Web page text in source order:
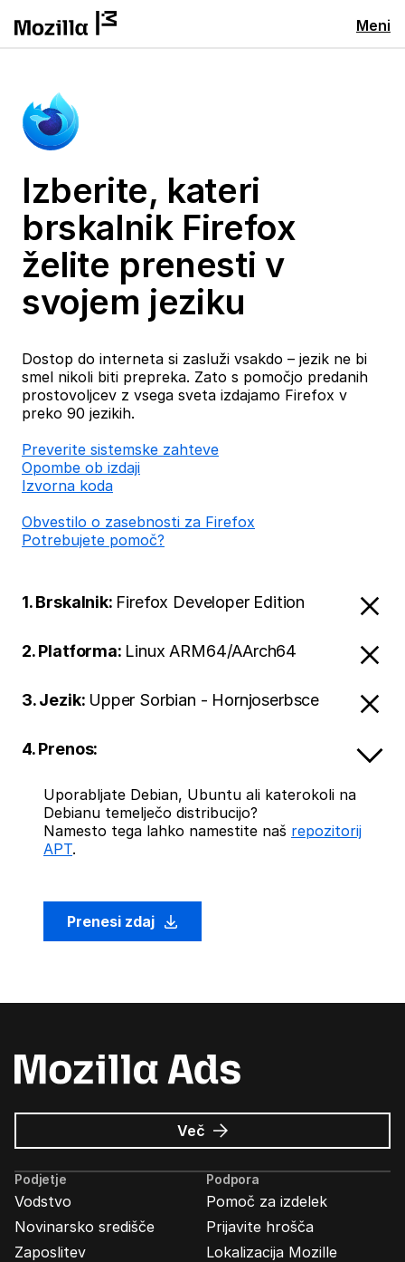
Meni
Izberite, kateri
brskalnik Firefox
želite prenesti v
svojem jeziku
Dostop do interneta si zasluži vsakdo – jezik ne bi
smel nikoli biti prepreka. Zato s pomočjo predanih
prostovoljcev z vsega sveta izdajamo Firefox v
preko 90 jezikih.
Preverite sistemske zahteve
Opombe ob izdaji
Izvorna koda
Obvestilo o zasebnosti za Firefox
Potrebujete pomoč?
1. Brskalnik: Firefox Developer Edition
2. Platforma: Linux ARM64/AArch64
3. Jezik: Upper Sorbian - Hornjoserbsce
4. Prenos:
Uporabljate Debian, Ubuntu ali katerokoli na
Debianu temelječo distribucijo?
Namesto tega lahko namestite naš repozitorij
APT.
Prenesi zdaj
Več o
Oglasi
Mozilla
Podjetje
Vodstvo
Novinarsko središče
Zaposlitev
Podpora
Pomoč za izdelek
Prijavite hrošča
Lokalizacija Mozille